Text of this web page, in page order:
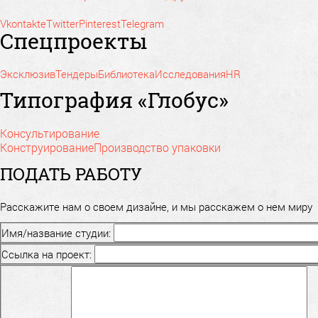
VkontakteTwitterPinterestTelegram
Спецпроекты
ЭксклюзивТендерыБиблиотекаИсследованияHR
Типография «Глобус»
Консультирование
КонструированиеПроизводство упаковки
ПОДАТЬ РАБОТУ
Расскажите нам о своем дизайне, и мы расскажем о нем миру
Имя/название студии:
Ссылка на проект: